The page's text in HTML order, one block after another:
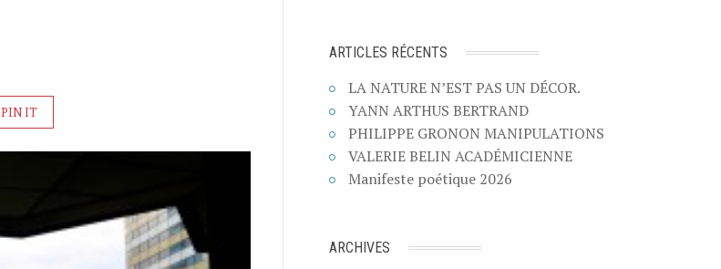
PIN IT
ARTICLES RÉCENTS
LA NATURE N’EST PAS UN DÉCOR.
YANN ARTHUS BERTRAND
PHILIPPE GRONON MANIPULATIONS
VALERIE BELIN ACADÉMICIENNE
Manifeste poétique 2026
ARCHIVES